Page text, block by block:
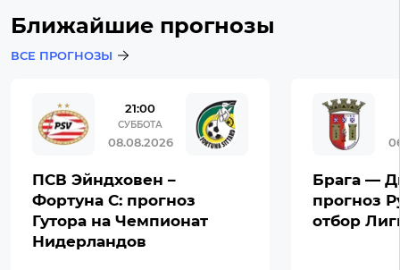
Ближайшие прогнозы
ВСЕ ПРОГНОЗЫ
21:00
СУББОТА
08.08.2026
ПСВ Эйндховен –
Фортуна С: прогноз
Гутора на Чемпионат
Нидерландов
Брага —
прогноз
отбор